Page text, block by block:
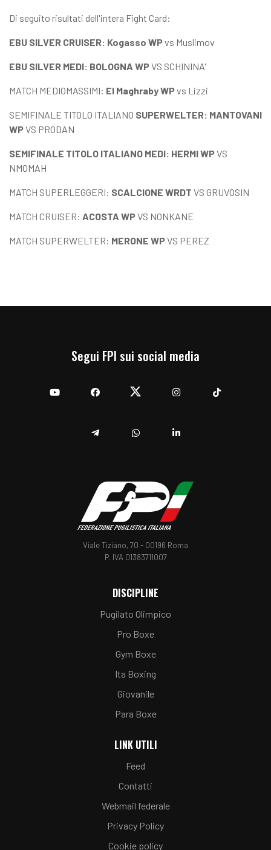
Di seguito risultati dell'intera Fight Card:
EBU SILVER CRUISER: Kogasso WPvs Muslimov
EBU SILVER MEDI: BOLOGNA WPVS SCHININA'
MATCH MEDIOMASSIMI: El Maghraby WPvs Lizzi
SEMIFINALE TITOLO ITALIANO SUPERWELTER: MANTOVANI
WPVS PRODAN
SEMIFINALE TITOLO ITALIANO MEDI: HERMI WPVS
NMOMAH
MATCH SUPERLEGGERI: SCALCIONE WRDT VS GRUVOSIN
MATCH CRUISER: ACOSTA WPVS NONKANE
MATCH SUPERWELTER: MERONE WPVS PEREZ
Segui FPI sui social media
Viale Tiziano, 70 - 00196 Roma
P. IVA 01383711007
DISCIPLINE
Pugilato Olimpico
Pro Boxe
Gym Boxe
Ita Boxing
Giovanile
Para Boxe
LINK UTILI
Feed
Contatti
Webmail federale
Privacy Policy
Cookie policy